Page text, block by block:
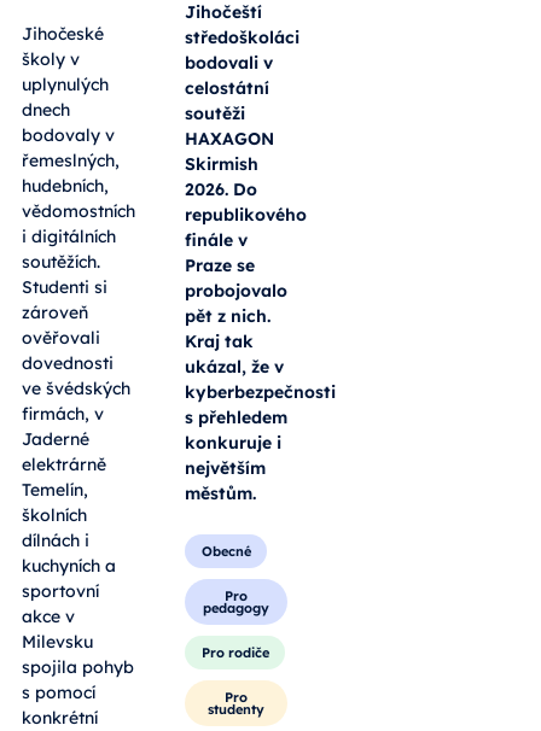
Jihočeské
školy v
uplynulých
dnech
bodovaly v
řemeslných,
hudebních,
vědomostních
i digitálních
soutěžích.
Studenti si
zároveň
ověřovali
dovednosti
ve švédských
firmách, v
Jaderné
elektrárně
Temelín,
školních
dílnách i
kuchyních a
sportovní
akce v
Milevsku
spojila pohyb
s pomocí
konkrétní
Jihočeští
středoškoláci
bodovali v
celostátní
soutěži
HAXAGON
Skirmish
2026. Do
republikového
finále v
Praze se
probojovalo
pět z nich.
Kraj tak
ukázal, že v
kyberbezpečnosti
s přehledem
konkuruje i
největším
městům.
Obecné
Pro
pedagogy
Pro rodiče
Pro
studenty